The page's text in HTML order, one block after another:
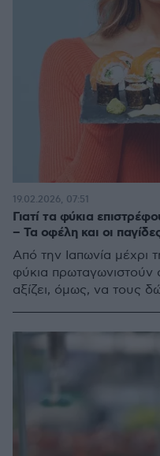
Γιατί τα φύκια
– Τα οφέλη και οι
Από την Ιαπωνία μέχρι
φύκια πρωταγωνιστούν
αξίζει, όμως, να τους
19.02.2026, 07:51